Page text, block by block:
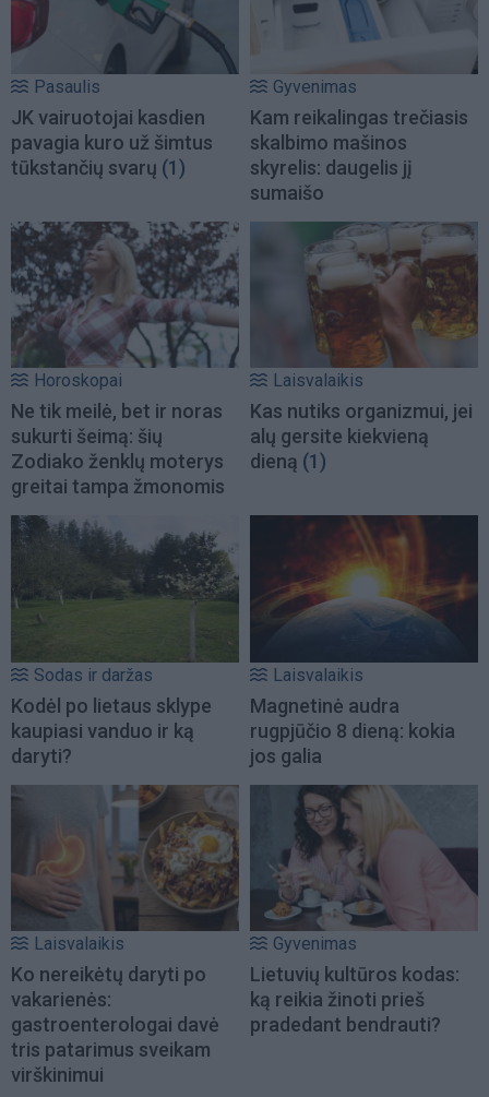
Pasaulis
JK vairuotojai kasdien
pavagia kuro už šimtus
tūkstančių svarų (1)
Gyvenimas
Kam reikalingas trečiasis
skalbimo mašinos
skyrelis: daugelis jį
sumaišo
Horoskopai
Ne tik meilė, bet ir noras
sukurti šeimą: šių
Zodiako ženklų moterys
greitai tampa žmonomis
Laisvalaikis
Kas nutiks organizmui, jei
alų gersite kiekvieną
dieną (1)
Sodas ir daržas
Kodėl po lietaus sklype
kaupiasi vanduo ir ką
daryti?
Laisvalaikis
Magnetinė audra
rugpjūčio 8 dieną: kokia
jos galia
Laisvalaikis
Ko nereikėtų daryti po
vakarienės:
gastroenterologai davė
tris patarimus sveikam
virškinimui
Gyvenimas
Lietuvių kultūros kodas:
ką reikia žinoti prieš
pradedant bendrauti?